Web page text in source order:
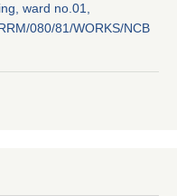
ward no.01,
080/81/WORKS/NCB